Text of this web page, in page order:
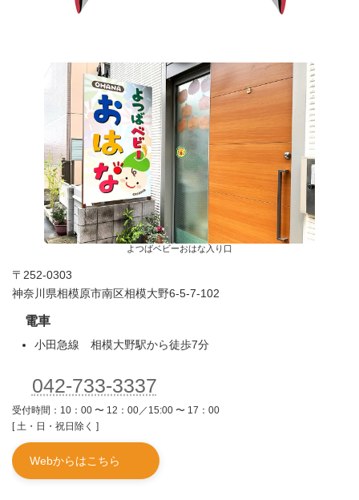
よつばベビーおはな入り口
〒252-0303
神奈川県相模原市南区相模大野6-5-7-102
電車
小田急線 相模大野駅から徒歩7分
042-733-3337
受付時間：10：00 〜 12：00／15:00 〜 17：00
[ 土・日・祝日除く ]
Webからはこちら